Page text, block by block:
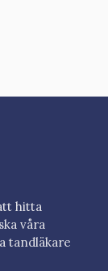
hitta
våra
tandläkare